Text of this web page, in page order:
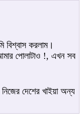
বিশ্বাস করলাম।
পোলাটাও !, এখন সব
দেশের খাইয়া অন্য